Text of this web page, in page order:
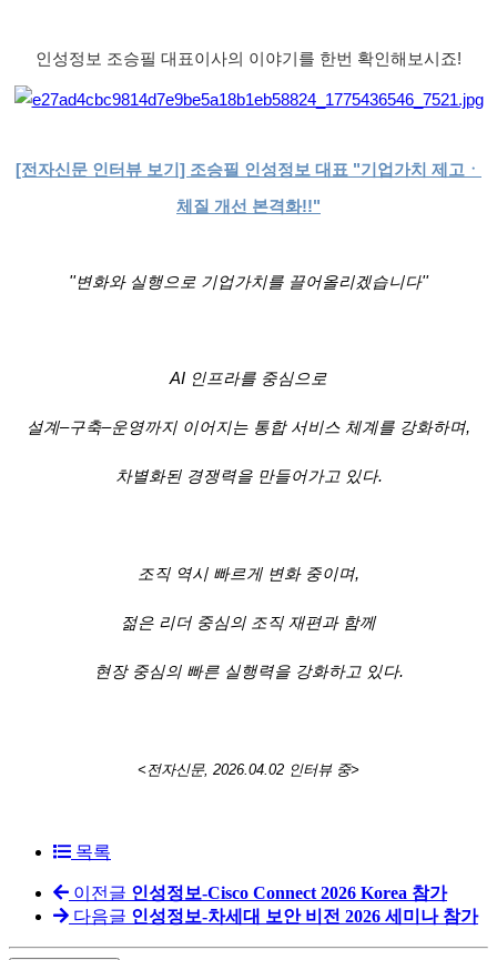
인성정보 조승필 대표이사의 이야기를 한번 확인해보시죠!
[전자신문 인터뷰 보기] 조승필 인성정보 대표 "기업가치 제고ㆍ
체질 개선 본격화!!"
''변화와 실행으로 기업가치를 끌어올리겠습니다''
AI 인프라를 중심으로
설계–구축–운영까지 이어지는 통합 서비스 체계를 강화하며,
차별화된 경쟁력을 만들어가고 있다.
조직 역시 빠르게 변화 중이며,
젊은 리더 중심의 조직 재편과 함께
현장 중심의 빠른 실행력을 강화하고 있다.
<전자신문, 2026.04.02 인터뷰 중>
목록
이전글 인성정보-Cisco Connect 2026 Korea 참가
다음글 인성정보-차세대 보안 비전 2026 세미나 참가